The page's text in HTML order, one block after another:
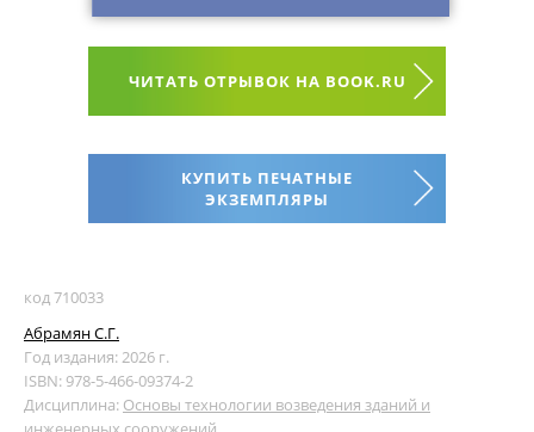
ЧИТАТЬ ОТРЫВОК НА BOOK.RU
КУПИТЬ ПЕЧАТНЫЕ
ЭКЗЕМПЛЯРЫ
код 710033
Абрамян С.Г.
Год издания: 2026 г.
ISBN: 978-5-466-09374-2
Дисциплина: Основы технологии возведения зданий и